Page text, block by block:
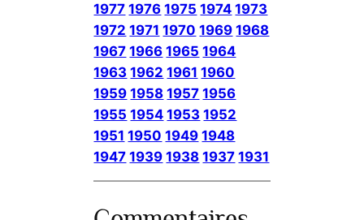
1977 1976 1975 1974 1973
1972 1971 1970 1969 1968
1967 1966 1965 1964
1963 1962 1961 1960
1959 1958 1957 1956
1955 1954 1953 1952
1951 1950 1949 1948
1947 1939 1938 1937 1931